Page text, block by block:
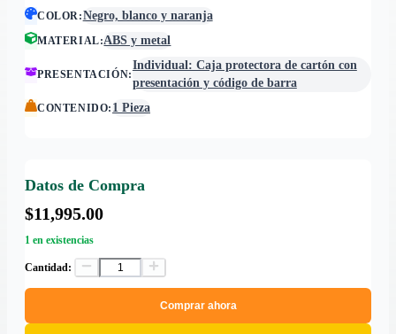
COLOR:Negro, blanco y naranja
MATERIAL:ABS y metal
PRESENTACIÓN:
Individual: Caja protectora de cartón con
presentación y código de barra
CONTENIDO: 1 Pieza
Datos de Compra
$11,995.00
1 en existencias
Cantidad:
Comprar ahora